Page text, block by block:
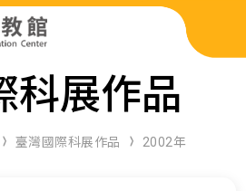
科展作品
臺灣國際科展作品 2002年